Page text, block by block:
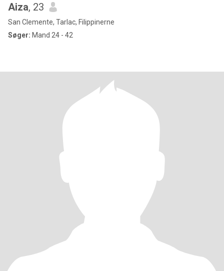
Aiza, 23
San Clemente, Tarlac, Filippinerne
Søger: Mand 24 - 42